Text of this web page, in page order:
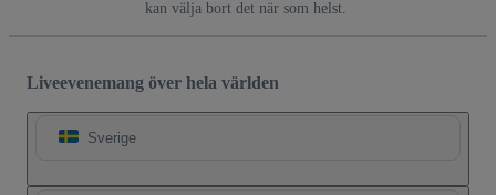
kan välja bort det när som helst.
Liveevenemang över hela världen
Sverige